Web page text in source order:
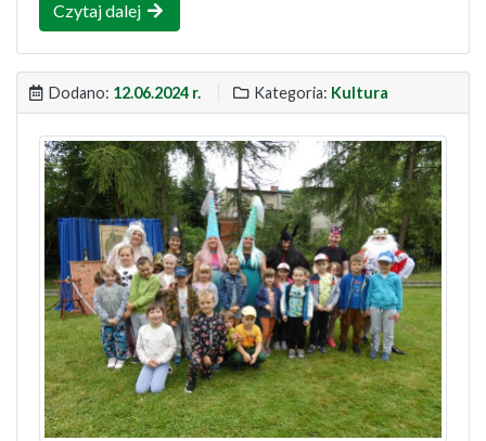
Czytaj dalej
Dodano: 12.06.2024 r. Kategoria: Kultura